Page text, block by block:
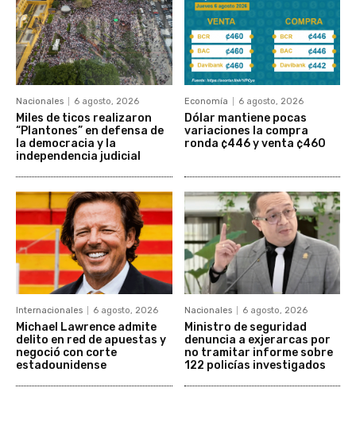
Nacionales 6 agosto, 2026
Miles de ticos realizaron
“Plantones” en defensa de
la democracia y la
independencia judicial
Economía 6 agosto, 2026
Dólar mantiene pocas
variaciones la compra
ronda ¢446 y venta ¢460
Internacionales 6 agosto, 2026
Michael Lawrence admite
delito en red de apuestas y
negoció con corte
estadounidense
Nacionales 6 agosto, 2026
Ministro de seguridad
denuncia a exjerarcas por
no tramitar informe sobre
122 policías investigados